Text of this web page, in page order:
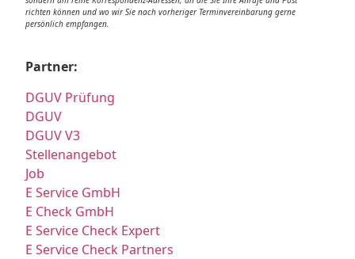
richten können und wo wir Sie nach vorheriger Terminvereinbarung gerne
persönlich empfangen.
Partner:
DGUV Prüfung
DGUV
DGUV V3
Stellenangebot
Job
E Service GmbH
E Check GmbH
E Service Check Expert
E Service Check Partners